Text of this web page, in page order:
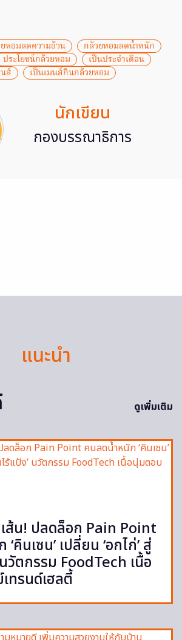
หอมลดความอ้วน
กล้วยหอมลดน้ำหนัก
ประโยชน์กล้วยหอม
เป็นประจำเดือน
ส์
เป็นเมนส์กินกล้วยหอม
นักเขียน
กองบรรณาธิการ
แนะนำ
ดูเพิ่มเติม
ส้น! ปลดล็อก Pain Point
คินเซน’ เปลี่ยน ‘อกไก่’ สู่
นวัตกรรม FoodTech เนื้อ
ทรนด์เฮลตี้